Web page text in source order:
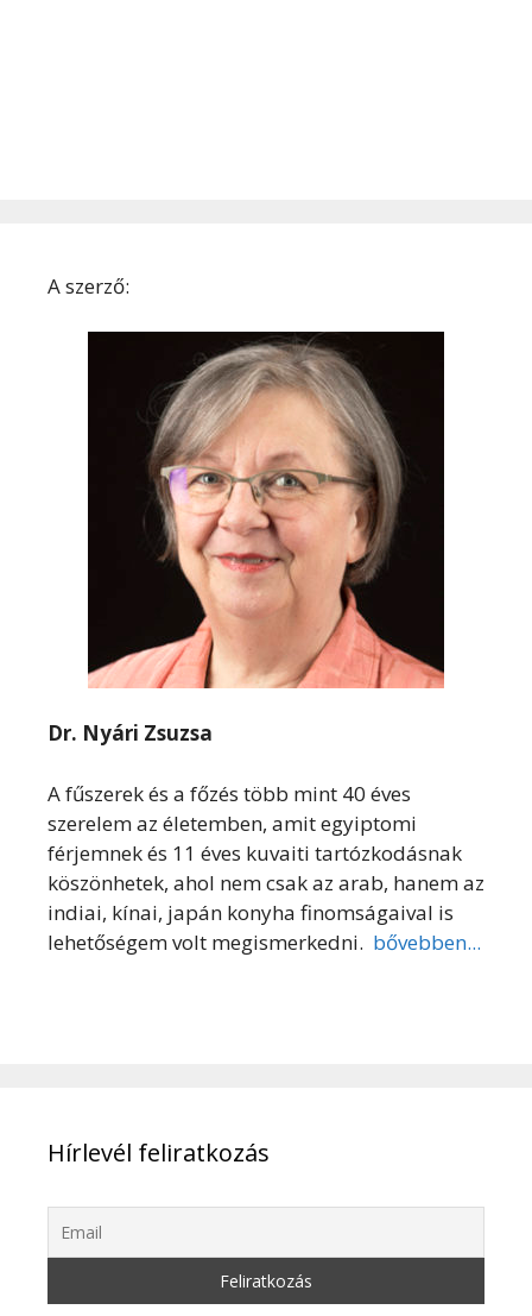
A szerző:
Dr. Nyári Zsuzsa
A fűszerek és a főzés több mint 40 éves
szerelem az életemben, amit egyiptomi
férjemnek és 11 éves kuvaiti tartózkodásnak
köszönhetek, ahol nem csak az arab, hanem az
indiai, kínai, japán konyha finomságaival is
lehetőségem volt megismerkedni. bővebben...
Hírlevél feliratkozás